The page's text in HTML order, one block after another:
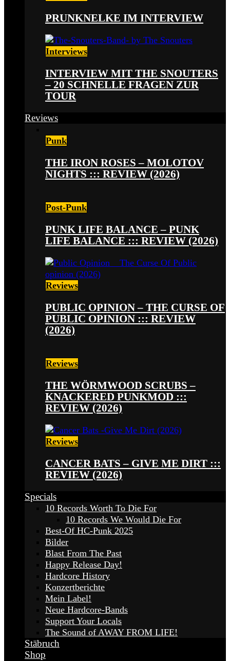
PRUNKNELKE IM INTERVIEW
Interviews
INTERVIEW MIT THE SNOUTERS
– 20 SCHNELLE FRAGEN ZUR
TOUR
Reviews
Punk
THE IRON ROSES – MOLOTOV
NIGHTS ::: REVIEW (2026)
Post-Punk
PUNK LIFE BALANCE – PUNK
LIFE BALANCE ::: REVIEW (2026)
Reviews
PUBLIC OPINION – THE CURSE OF
PUBLIC OPINION ::: REVIEW
(2026)
Reviews
THE WÖRMWOOD SCRUBS –
KNACKERED PUNKMOD :::
REVIEW (2026)
Reviews
CANCER BATS – GIVE ME DIRT :::
REVIEW (2026)
Specials
10 Records Worth To Die For
10 Records We Would Die For
Best-Of HC-Punk 2025
Bilder
Blast From The Past
Happy Release Day!
Hardcore History
Konzertberichte
Mein Label!
Neue Hardcore-Bands
Support Your Locals
The Sound of AWAY FROM LIFE!
Stäbruch
Shop